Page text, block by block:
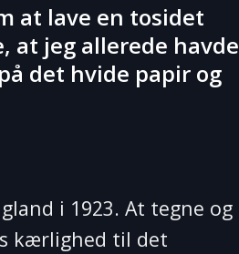
at lave en tosidet
at jeg allerede havde
det hvide papir og
i 1923. At tegne og
kærlighed til det